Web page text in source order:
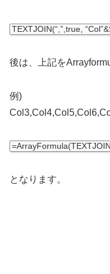
TEXTJOIN (“,”,true, “Col”&
後は、上記を
例)
=ArrayFormula(TEXTJOIN
となります。